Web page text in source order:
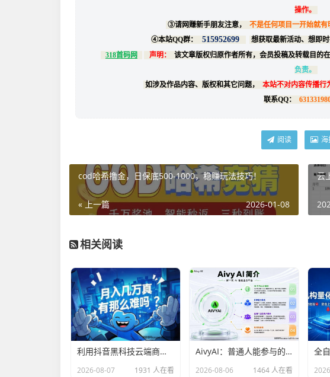
操作。
③请网赚新手朋友注意，
不是任何项目一开始就有
④本站QQ群：
515952699
想获取最新活动、想即
318首码网
声明： 该文章版权归原作者所有，会员投稿及转载目的
负责。
如涉及作品内容、版权和其它问题，
本站不对内容传播行
联系QQ：
阅读 海
cod哈希撸金，日保底500-1000，稳赚玩法技巧！
« 上一篇 2026-01-08
云
相关阅读
利用抖音黑科技云端商城快速涨粉开橱窗，米无忧图文带货抖音授权，托管躺赚！
2026-08-07 1931 人在看
AivyAI：普通人能参与的AI风口，零撸AVAX，首码上线速度上车！
2026-08-06 1464 人在看